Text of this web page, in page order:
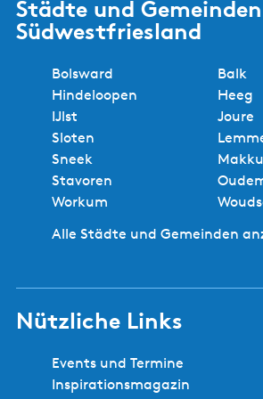
Städte und
Südwestfriesland
Bolsward
Balk
Hindeloopen
Heeg
IJlst
Joure
Sloten
Sneek
Stavoren
Workum
Alle Städte und Gemeinden
Nützliche Links
Events und Termine
Inspirationsmagazin